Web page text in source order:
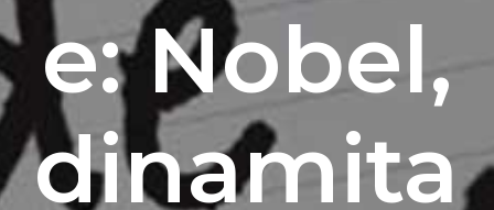
e: Nobel,
dinamita